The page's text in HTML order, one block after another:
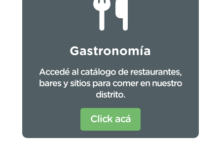
Gastronomía
Accedé al catálogo de restaurantes,
bares y sitios para comer en nuestro
distrito.
Click acá